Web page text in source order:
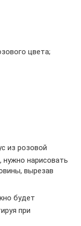
цвета;
из розовой
нарисовать
вырезав
будет
при